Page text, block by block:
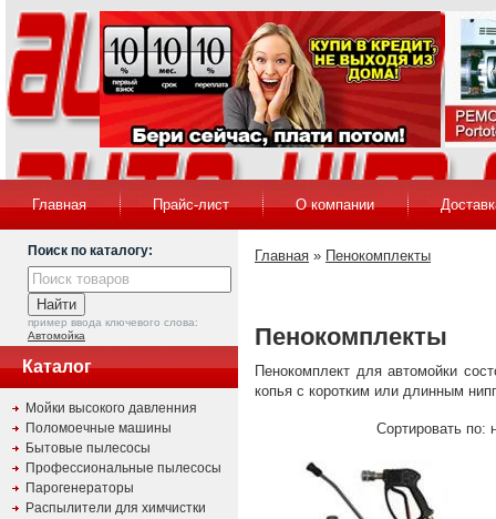
Главная Прайс-лист О компании
Поиск по каталогу:
пример ввода ключевого слова:
Автомойка
Каталог
Мойки высокого давленния
Поломоечные машины
Бытовые пылесосы
Профессиональные пылесосы
Парогенераторы
Распылители для химчистки
Главная » Пенокомплекты
Пенокомплекты
Пенокомплект для автомойки
копья с коротким или длинным
Сортировать по: